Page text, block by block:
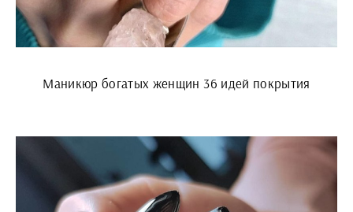
Маникюр богатых женщин 36 идей покрытия